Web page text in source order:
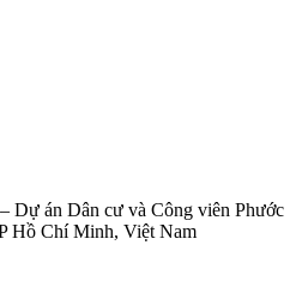
Dự án Dân cư và Công viên Phước
Hồ Chí Minh, Việt Nam